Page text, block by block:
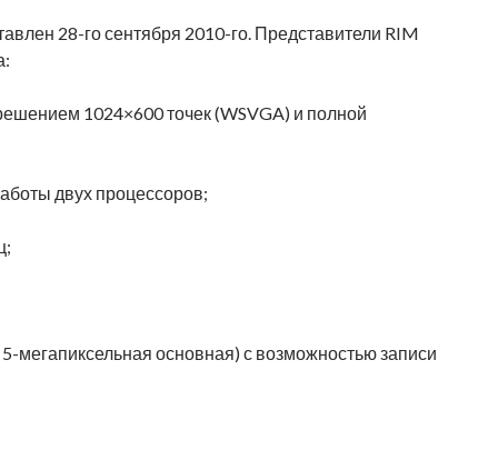
28-го сентября 2010-го. Представители RIM
1024×600 точек (WSVGA) и полной
двух процессоров;
основная) с возможностью записи